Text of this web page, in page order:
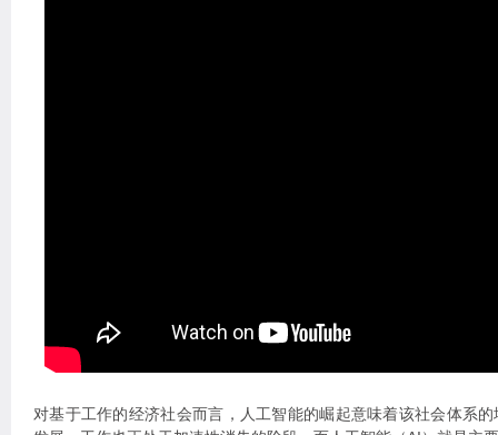
对基于工作的经济社会而言，人工智能的崛起意味着该社会体系